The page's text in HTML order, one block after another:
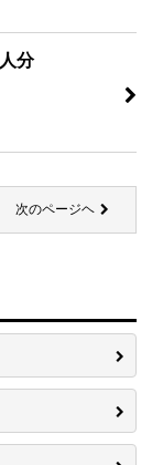
分
次のページヘ